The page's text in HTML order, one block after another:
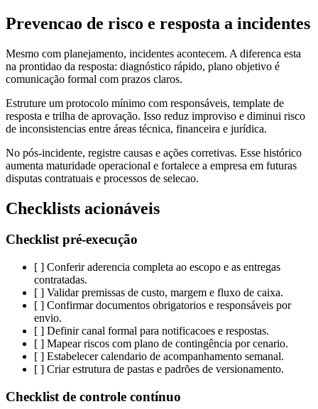
Prevencao de risco e resposta a incidentes
Mesmo com planejamento, incidentes acontecem. A diferenca esta
na prontidao da resposta: diagnóstico rápido, plano objetivo é
comunicação formal com prazos claros.
Estruture um protocolo mínimo com responsáveis, template de
resposta e trilha de aprovação. Isso reduz improviso e diminui risco
de inconsistencias entre áreas técnica, financeira e jurídica.
No pós-incidente, registre causas e ações corretivas. Esse histórico
aumenta maturidade operacional e fortalece a empresa em futuras
disputas contratuais e processos de selecao.
Checklists acionáveis
Checklist pré-execução
[ ] Conferir aderencia completa ao escopo e as entregas
contratadas.
[ ] Validar premissas de custo, margem e fluxo de caixa.
[ ] Confirmar documentos obrigatorios e responsáveis por
envio.
[ ] Definir canal formal para notificacoes e respostas.
[ ] Mapear riscos com plano de contingência por cenario.
[ ] Estabelecer calendario de acompanhamento semanal.
[ ] Criar estrutura de pastas e padrões de versionamento.
Checklist de controle contínuo